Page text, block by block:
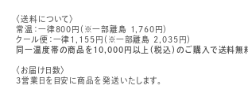
〈送料について〉
常温：一律800円（※一部離島 1,760円）
クール便：一律1,155円（※一部離島 2,035円）
同一温度帯の商品を10,000円以上（税込）のご購入で送料無
〈お届け日数〉
3営業日を目安に商品を発送いたします。